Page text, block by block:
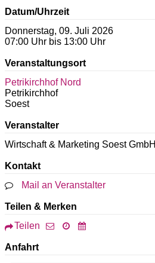
Datum/Uhrzeit
Donnerstag, 09. Juli 2026
07:00 Uhr bis 13:00 Uhr
Veranstaltungsort
Petrikirchhof Nord
Petrikirchhof
Soest
Veranstalter
Wirtschaft & Marketing Soest GmbH
Kontakt
Mail an Veranstalter
Teilen & Merken
Teilen
Anfahrt